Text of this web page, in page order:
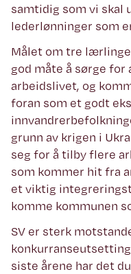
samtidig som vi skal
lederlønninger som
Målet om tre
god måte å sørge
arbeidslivet, og
foran som et godt
grunn av krigen i
seg for å tilby flere
som kommer hit fra
et viktig
komme kommunen
SV er sterk
siste årene har det